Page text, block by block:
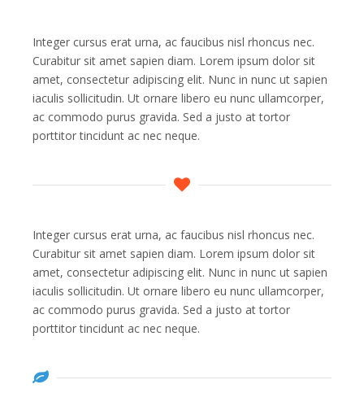
Integer cursus erat urna, ac faucibus nisl rhoncus nec.
Curabitur sit amet sapien diam. Lorem ipsum dolor sit
amet, consectetur adipiscing elit. Nunc in nunc ut sapien
iaculis sollicitudin. Ut ornare libero eu nunc ullamcorper,
ac commodo purus gravida. Sed a justo at tortor
porttitor tincidunt ac nec neque.
Integer cursus erat urna, ac faucibus nisl rhoncus nec.
Curabitur sit amet sapien diam. Lorem ipsum dolor sit
amet, consectetur adipiscing elit. Nunc in nunc ut sapien
iaculis sollicitudin. Ut ornare libero eu nunc ullamcorper,
ac commodo purus gravida. Sed a justo at tortor
porttitor tincidunt ac nec neque.